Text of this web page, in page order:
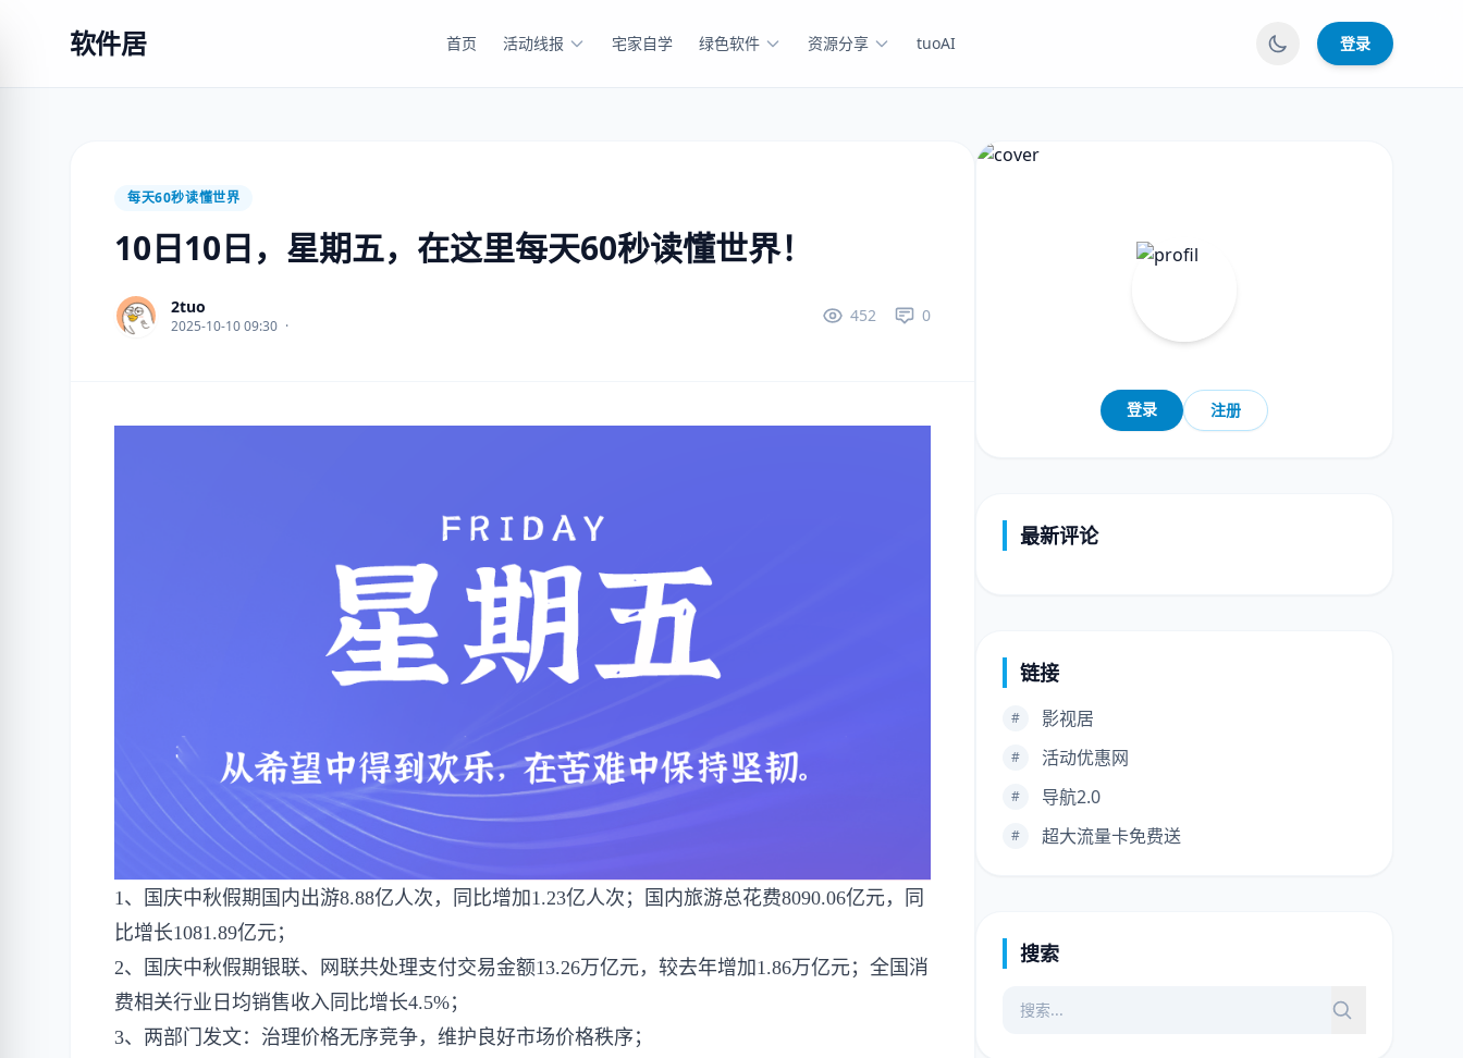
软件居 首页 活动线报 宅家自学 绿色软件 资源分享 tuoAI 登录
每天60秒读懂世界
10日10日，星期五，在这里每天60秒读懂世界！
2tuo
2025-10-10 09:30 ·
452 0
1、国庆中秋假期国内出游8.88亿人次，同比增加1.23亿人次；国内旅游总花费8090.06亿元，同
比增长1081.89亿元；
2、国庆中秋假期银联、网联共处理支付交易金额13.26万亿元，较去年增加1.86万亿元；全国消
费相关行业日均销售收入同比增长4.5%；
3、两部门发文：治理价格无序竞争，维护良好市场价格秩序；
登录 注册
最新评论
链接
# 影视居
# 活动优惠网
# 导航2.0
# 超大流量卡免费送
搜索